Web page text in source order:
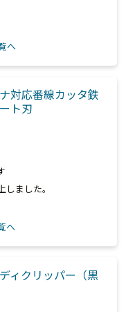
へ
対応番線カッタ鉄
ト刃
ました。
へ
ィクリッパー（黒